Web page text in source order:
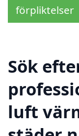
förpliktelser
Sök
luft